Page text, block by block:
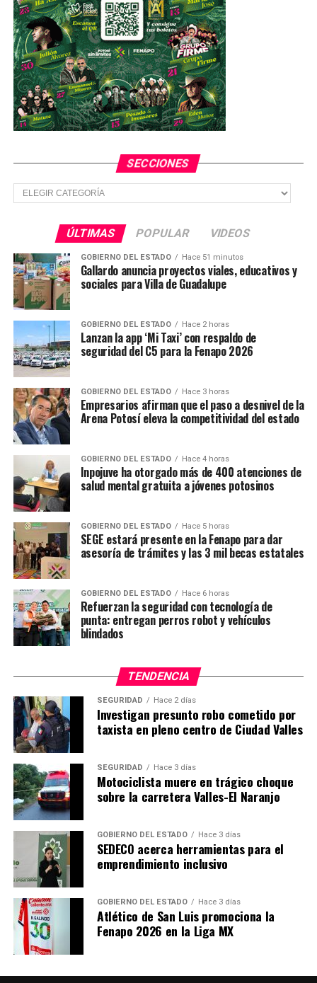
SECCIONES
Secciones
ÚLTIMAS POPULAR VIDEOS
GOBIERNO DEL ESTADO Hace 51 minutos
Gallardo anuncia proyectos viales, educativos y
sociales para Villa de Guadalupe
GOBIERNO DEL ESTADO Hace 2 horas
Lanzan la app ‘Mi Taxi’ con respaldo de
seguridad del C5 para la Fenapo 2026
GOBIERNO DEL ESTADO Hace 3 horas
Empresarios afirman que el paso a desnivel de la
Arena Potosí eleva la competitividad del estado
GOBIERNO DEL ESTADO Hace 4 horas
Inpojuve ha otorgado más de 400 atenciones de
salud mental gratuita a jóvenes potosinos
GOBIERNO DEL ESTADO Hace 5 horas
SEGE estará presente en la Fenapo para dar
asesoría de trámites y las 3 mil becas estatales
GOBIERNO DEL ESTADO Hace 6 horas
Refuerzan la seguridad con tecnología de
punta: entregan perros robot y vehículos
blindados
TENDENCIA
SEGURIDAD Hace 2 días
Investigan presunto robo cometido por
taxista en pleno centro de Ciudad Valles
SEGURIDAD Hace 3 días
Motociclista muere en trágico choque
sobre la carretera Valles-El Naranjo
GOBIERNO DEL ESTADO Hace 3 días
SEDECO acerca herramientas para el
emprendimiento inclusivo
GOBIERNO DEL ESTADO Hace 3 días
Atlético de San Luis promociona la
Fenapo 2026 en la Liga MX